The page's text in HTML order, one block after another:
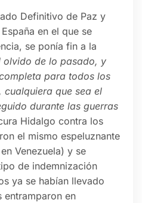
Definitivo de Paz y
en el que se
se ponía fin a la
de lo pasado, y
para todos los
cualquiera que sea el
durante las guerras
Hidalgo contra los
el mismo espeluznante
Venezuela) y se
de indemnización
ya se habían llevado
en